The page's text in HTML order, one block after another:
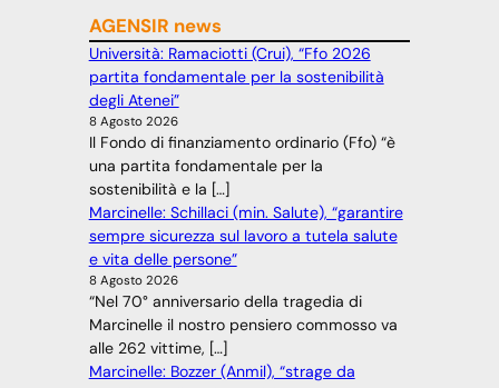
AGENSIR news
Università: Ramaciotti (Crui), “Ffo 2026
partita fondamentale per la sostenibilità
degli Atenei”
8 Agosto 2026
Il Fondo di finanziamento ordinario (Ffo) “è
una partita fondamentale per la
sostenibilità e la […]
Marcinelle: Schillaci (min. Salute), “garantire
sempre sicurezza sul lavoro a tutela salute
e vita delle persone”
8 Agosto 2026
“Nel 70° anniversario della tragedia di
Marcinelle il nostro pensiero commosso va
alle 262 vittime, […]
Marcinelle: Bozzer (Anmil), “strage da